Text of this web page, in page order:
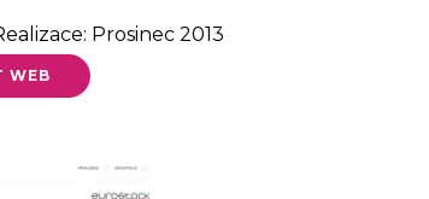
Prosinec 2013
WEB